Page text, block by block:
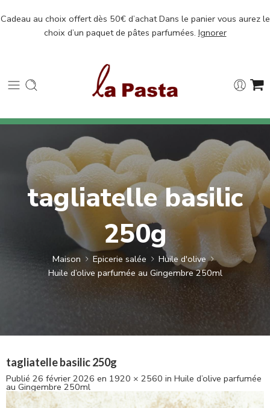
Cadeau au choix offert dès 50€ d’achat Dans le panier vous aurez le
choix d’un paquet de pâtes parfumées. Ignorer
tagliatelle basilic
250g
Maison Epicerie salée
Huile d'olive
Huile d’olive parfumée au Gingembre 250ml
tagliatelle basilic 250g
Publié 26 février 2026 en 1920 × 2560 in Huile d’olive parfumée
au Gingembre 250ml